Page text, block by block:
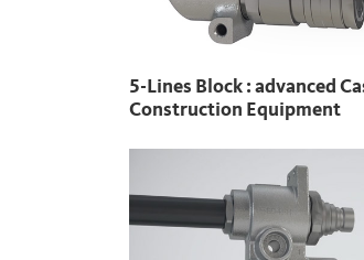
5-Lines Block : advanced
Construction Equipment